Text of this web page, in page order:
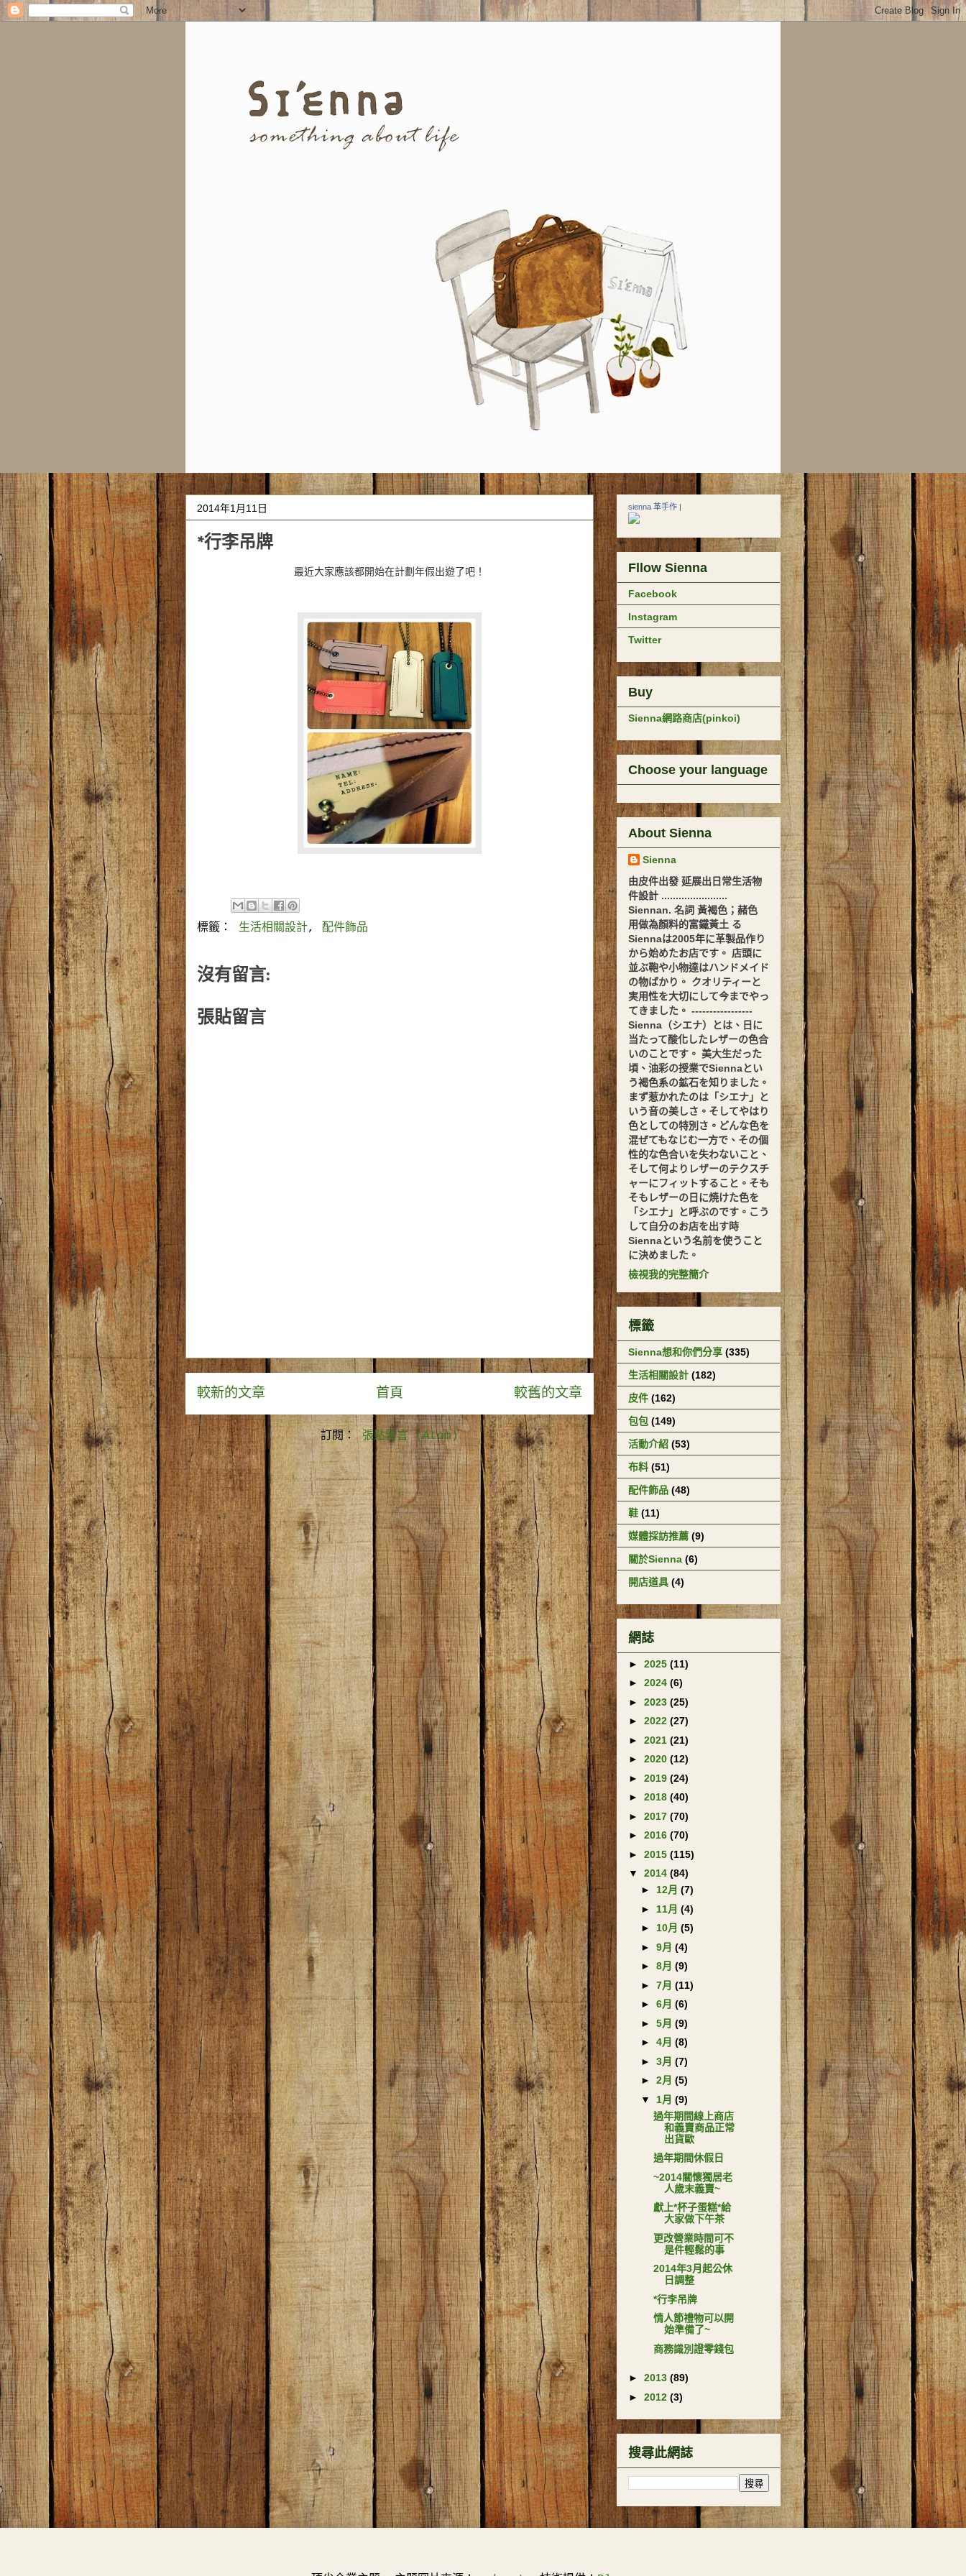
2014年1月11日
*行李吊牌
最近大家應該都開始在計劃年假出遊了吧！
標籤： 生活相關設計, 配件飾品
沒有留言:
張貼留言
較新的文章 較舊的文章
首頁
訂閱：張貼留言 (Atom)
sienna 革手作 |
Fllow Sienna
Facebook
Instagram
Twitter
Buy
Sienna網路商店(pinkoi)
Choose your language
About Sienna
Sienna
由皮件出發 延展出日常生活物
件設計 .......................
Siennan. 名詞 黃褐色；赭色
用做為顏料的富鐵黃土 る
Siennaは2005年に革製品作り
から始めたお店です。 店頭に
並ぶ鞄や小物達はハンドメイド
の物ばかり。 クオリティーと
実用性を大切にして今までやっ
てきました。 -----------------
Sienna（シエナ）とは、日に
当たって酸化したレザーの色合
いのことです。 美大生だった
頃、油彩の授業でSiennaとい
う褐色系の鉱石を知りました。
まず惹かれたのは「シエナ」と
いう音の美しさ。そしてやはり
色としての特別さ。どんな色を
混ぜてもなじむ一方で、その個
性的な色合いを失わないこと、
そして何よりレザーのテクスチ
ャーにフィットすること。そも
そもレザーの日に焼けた色を
「シエナ」と呼ぶのです。こう
して自分のお店を出す時
Siennaという名前を使うこと
に決めました。
檢視我的完整簡介
標籤
Sienna想和你們分享 (335)
生活相關設計 (182)
皮件 (162)
包包 (149)
活動介紹 (53)
布料 (51)
配件飾品 (48)
鞋 (11)
媒體採訪推薦 (9)
關於Sienna (6)
開店道具 (4)
網誌
► 2025 (11)
► 2024 (6)
► 2023 (25)
► 2022 (27)
► 2021 (21)
► 2020 (12)
► 2019 (24)
► 2018 (40)
► 2017 (70)
► 2016 (70)
► 2015 (115)
▼ 2014 (84)
► 12月 (7)
► 11月 (4)
► 10月 (5)
► 9月 (4)
► 8月 (9)
► 7月 (11)
► 6月 (6)
► 5月 (9)
► 4月 (8)
► 3月 (7)
► 2月 (5)
▼ 1月 (9)
過年期間線上商店
和義賣商品正常
出貨歐
過年期間休假日
~2014關懷獨居老
人歲末義賣~
獻上*杯子蛋糕*給
大家做下午茶
更改營業時間可不
是件輕鬆的事
2014年3月起公休
日調整
*行李吊牌
情人節禮物可以開
始準備了~
商務識別證零錢包
► 2013 (89)
► 2012 (3)
搜尋此網誌